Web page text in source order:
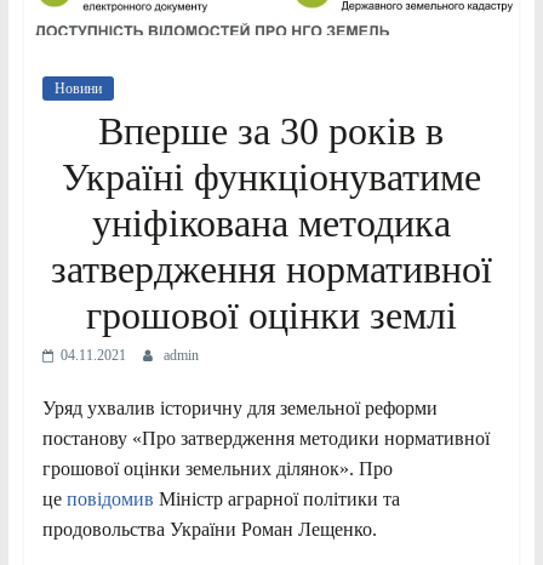
Новини
Вперше за 30 років в
Україні функціонуватиме
уніфікована методика
затвердження нормативної
грошової оцінки землі
04.11.2021 admin
Уряд ухвалив історичну для земельної реформи
постанову «Про затвердження методики нормативної
грошової оцінки земельних ділянок». Про
це повідомив Міністр аграрної політики та
продовольства України Роман Лещенко.